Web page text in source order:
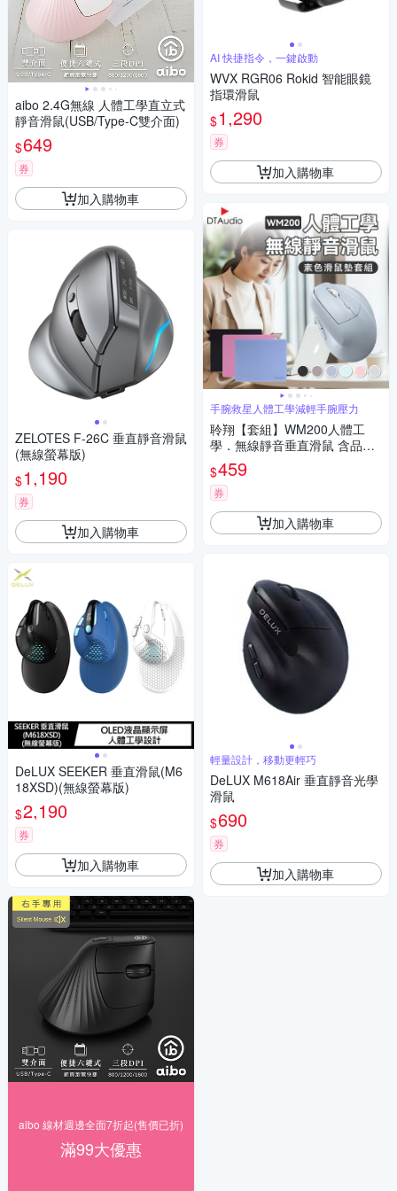
aibo 2.4G無線 人體工學直立式
靜音滑鼠(USB/Type-C雙介面)
$649
券
加入購物車
ZELOTES F-26C 垂直靜音滑鼠
(無線螢幕版)
$1,190
券
加入購物車
DeLUX SEEKER 垂直滑鼠(M6
18XSD)(無線螢幕版)
$2,190
券
加入購物車
aibo 線材週邊全面7折起(售價已折)
滿99大優惠
AI 快捷指令，一鍵啟動
WVX RGR06 Rokid 智能眼鏡
指環滑鼠
$1,290
券
加入購物車
手腕救星人體工學減輕手腕壓力
聆翔【套組】WM200人體工
學．無線靜音垂直滑鼠 含品牌
滑鼠墊｜6鍵 手腕救星 62°黃金
傾角 無線滑鼠 直立式滑鼠 充電
滑鼠 超長續航
$459
券
加入購物車
輕量設計，移動更輕巧
DeLUX M618Air 垂直靜音光學
滑鼠
$690
券
加入購物車